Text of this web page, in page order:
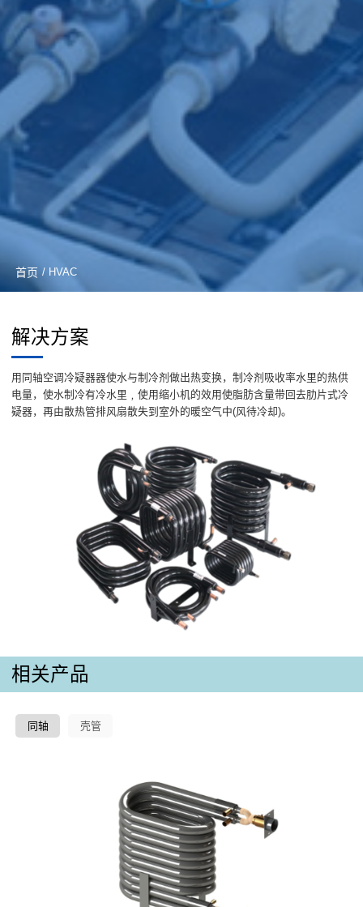
首页 / HVAC
解决方案
用同轴空调冷疑器器使水与制冷剂做出热变换，制冷剂吸收率水里的热供
电量，使水制冷有冷水里﹐使用缩小机的效用使脂肪含量带回去肋片式冷
疑器，再由散热管排风扇散失到室外的暖空气中(风待冷却)。
相关产品
同轴 壳管